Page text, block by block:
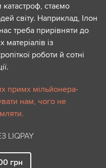
стаємо
світу. Наприклад, Ілон
треба прирівняти до
із
роботи й сотні
примх мільйонера-
нам, чого не
LIQPAY
грн